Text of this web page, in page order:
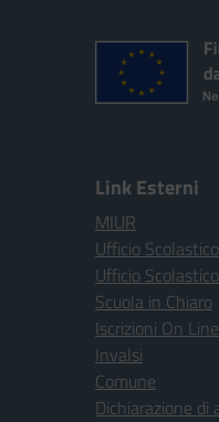
Link Esterni
MIUR
Ufficio
Ufficio
Scuola in Chiaro
Iscrizioni On Line
Invalsi
Comune
Dichiarazione di